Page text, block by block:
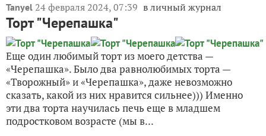
Tanyel 24 февраля 2024, 07:39 в личный журнал
Торт "Черепашка"
Еще один любимый торт из моего детства —
«Черепашка». Было два равнолюбимых торта —
«Творожный» и «Черепашка», даже невозможно
сказать, какой из них нравится сильнее))) Именно
эти два торта научилась печь еще в младшем
подростковом возрасте (мы в...